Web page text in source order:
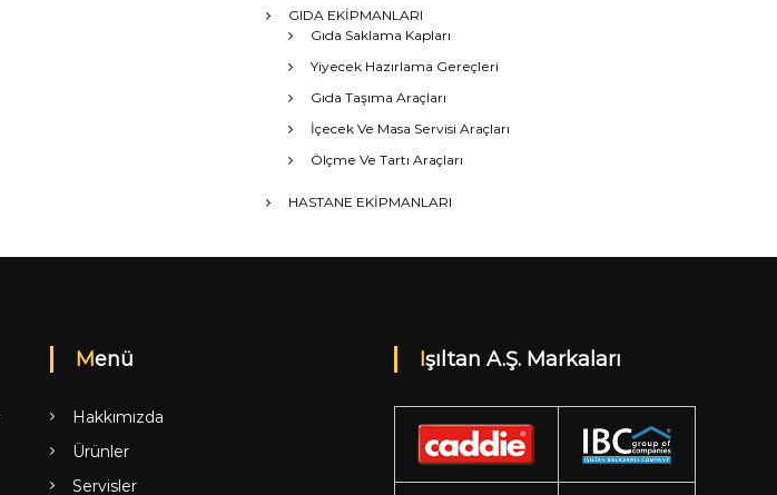
GIDA EKİPMANLARI
Gıda Saklama Kapları
Yiyecek Hazırlama Gereçleri
Gıda Taşıma Araçları
İçecek Ve Masa Servisi Araçları
Ölçme Ve Tartı Araçları
HASTANE EKİPMANLARI
Menü
Hakkımızda
Ürünler
Servisler
Işıltan A.Ş. Markaları